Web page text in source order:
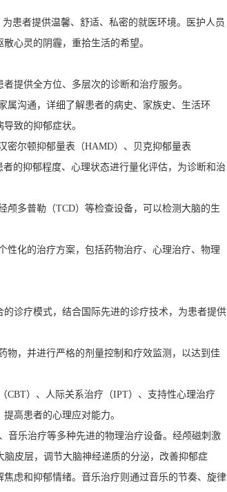
患者提供温馨、舒适、私密的就医环境。医护人员
心灵的阴霾，重拾生活的希望。
提供全方位、多层次的诊断和治疗服务。
属沟通，详细了解患者的病史、家族史、生活环
致的抑郁症状。
密尔顿抑郁量表（HAMD）、贝克抑郁量表
的抑郁程度、心理状态进行量化评估，为诊断和治
颅多普勒（TCD）等检查设备，可以检测大脑的生
性化的治疗方案，包括药物治疗、心理治疗、物理
诊疗模式，结合国际先进的诊疗技术，为患者提供
物，并进行严格的剂量控制和疗效监测，以达到佳
CBT）、人际关系治疗（IPT）、支持性心理治疗
高患者的心理应对能力。
音乐治疗等多种先进的物理治疗设备。经颅磁刺激
脑皮层，调节大脑神经递质的分泌，改善抑郁症
虑和抑郁情绪。音乐治疗则通过音乐的节奏、旋律